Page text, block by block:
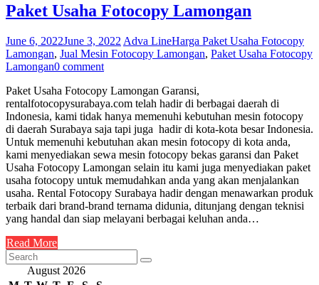
Paket Usaha Fotocopy Lamongan
June 6, 2022June 3, 2022 Adva LineHarga Paket Usaha Fotocopy
Lamongan, Jual Mesin Fotocopy Lamongan, Paket Usaha Fotocopy
Lamongan0 comment
Paket Usaha Fotocopy Lamongan Garansi,
rentalfotocopysurabaya.com telah hadir di berbagai daerah di
Indonesia, kami tidak hanya memenuhi kebutuhan mesin fotocopy
di daerah Surabaya saja tapi juga hadir di kota-kota besar Indonesia.
Untuk memenuhi kebutuhan akan mesin fotocopy di kota anda,
kami menyediakan sewa mesin fotocopy bekas garansi dan Paket
Usaha Fotocopy Lamongan selain itu kami juga menyediakan paket
usaha fotocopy untuk memudahkan anda yang akan menjalankan
usaha. Rental Fotocopy Surabaya hadir dengan menawarkan produk
terbaik dari brand-brand ternama didunia, ditunjang dengan teknisi
yang handal dan siap melayani berbagai keluhan anda…
Read More
August 2026